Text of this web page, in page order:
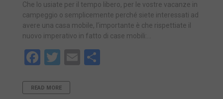
Che lo usiate per il tempo libero, per le vostre vacanze in
campeggio o semplicemente perché siete interessati ad
avere una casa mobile, l’importante è che rispettiate il
nuovo imperativo in fatto di case mobili:…
Facebook
Twitter
Email
READ MORE